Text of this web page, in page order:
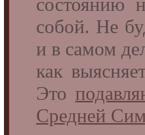
собой. Не
и в самом
как
Это
Средней